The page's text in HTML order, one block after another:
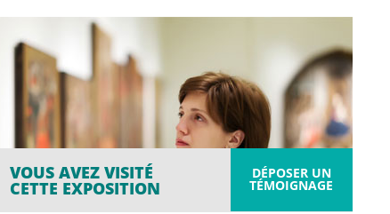
DÉPOSER UN
TÉMOIGNAGE
VOUS AVEZ VISITÉ
CETTE EXPOSITION